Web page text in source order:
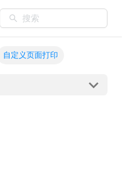
搜索
自定义页面打印